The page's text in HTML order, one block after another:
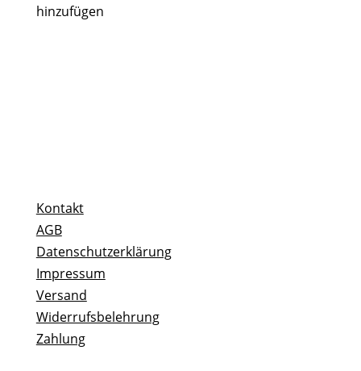
hinzufügen
Kontakt
AGB
Datenschutzerklärung
Impressum
Versand
Widerrufsbelehrung
Zahlung